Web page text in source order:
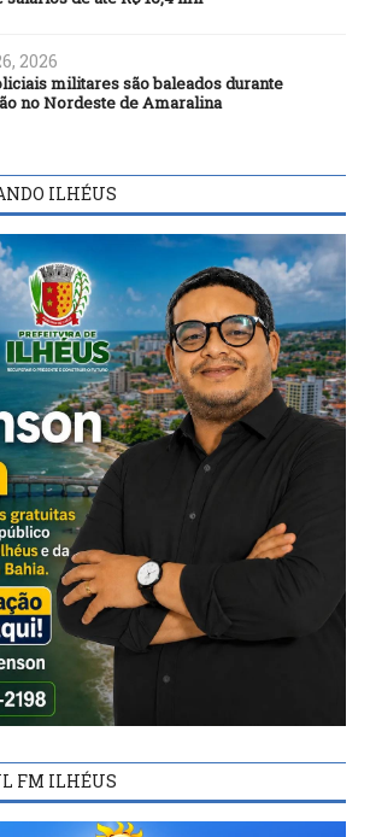
2026
militares são baleados durante
no Nordeste de Amaralina
ILHÉUS
FM ILHÉUS